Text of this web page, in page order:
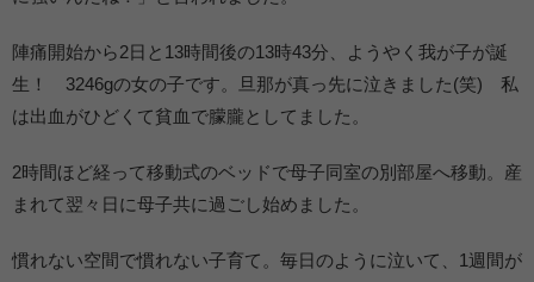
陣痛開始から2日と13時間後の13時43分、ようやく我が子が誕
生！ 3246gの女の子です。旦那が真っ先に泣きました(笑) 私
は出血がひどくて貧血で朦朧としてました。
2時間ほど経って移動式のベッドで母子同室の別部屋へ移動。産
まれて翌々日に母子共に過ごし始めました。
慣れない空間で慣れない子育て。毎日のように泣いて、1週間が